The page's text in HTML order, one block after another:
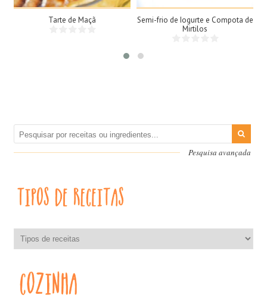
Tarte de Maçã
Semi-frio de Iogurte e Compota de
Mirtilos
Pesquisa avançada